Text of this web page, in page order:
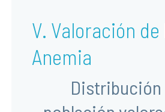
V. Valoración de
Anemia
Distribución